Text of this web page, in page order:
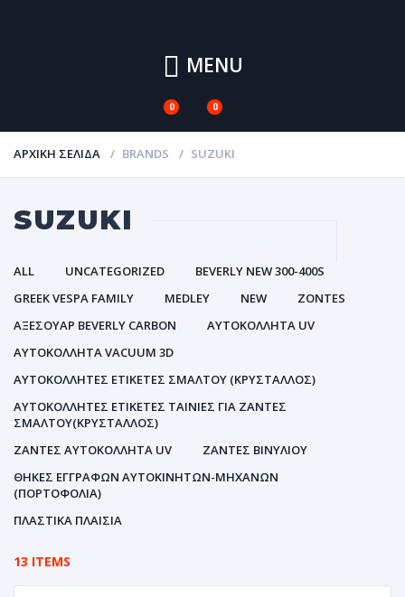
MENU
0 0
ΑΡΧΙΚΉ ΣΕΛΊΔΑ BRANDS SUZUKI
SUZUKI
ALL UNCATEGORIZED
BEVERLY NEW 300-400S
GREEK VESPA FAMILY
MEDLEY NEW
ZONTES
ΑΞΕΣΟΥΑΡ BEVERLY CARBON
ΑΥΤΟΚΌΛΛΗΤΑ UV
ΑΥΤΟΚΌΛΛΗΤΑ VACUUM 3D
ΑΥΤΟΚΌΛΛΗΤΕΣ ΕΤΙΚΈΤΕΣ ΣΜΆΛΤΟΥ (ΚΡΥΣΤΑΛΛΟΣ)
ΑΥΤΟΚΌΛΛΗΤΕΣ ΕΤΙΚΈΤΕΣ ΤΑΙΝΊΕΣ ΓΙΑ ΖΆΝΤΕΣ
ΣΜΆΛΤΟΥ(ΚΡΎΣΤΑΛΛΟΣ)
ΖΆΝΤΕΣ ΑΥΤΟΚΌΛΛΗΤΑ UV
ΖΆΝΤΕΣ ΒΙΝΥΛΊΟΥ
ΘΉΚΕΣ ΕΓΓΡΆΦΩΝ ΑΥΤΟΚΙΝΗΤΩΝ-ΜΗΧΑΝΩΝ
(ΠΟΡΤΟΦΌΛΙΑ)
ΠΛΑΣΤΙΚΆ ΠΛΑΊΣΙΑ
13 ITEMS